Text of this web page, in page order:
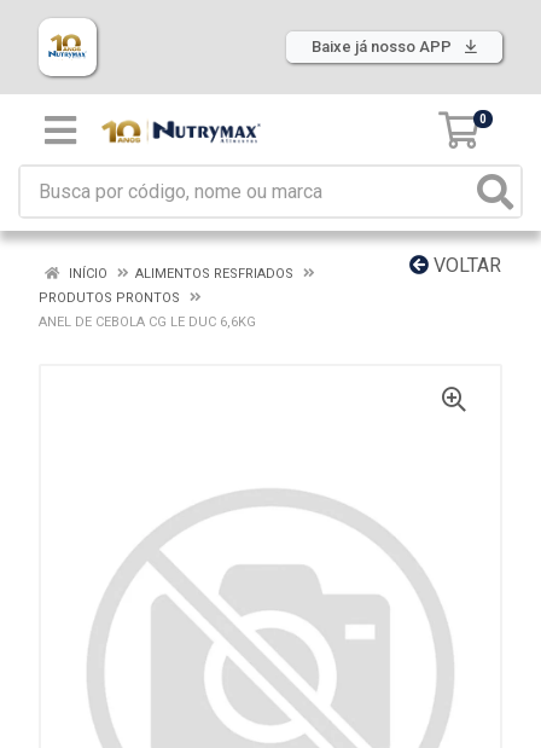
Baixe já nosso APP
0
VOLTAR
INÍCIO
ALIMENTOS RESFRIADOS
PRODUTOS PRONTOS
ANEL DE CEBOLA CG LE DUC 6,6KG